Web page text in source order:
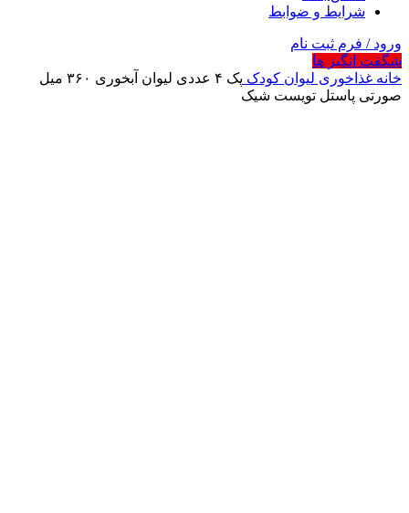
شرایط و ضوابط
ورود / فرم ثبت نام
شگفت انگیز ها
خانه غذاخوری لیوان کودک
پک ۴ عددی لیوان آبخوری ۳۶۰ میل
صورتی پاستل تویست شیک